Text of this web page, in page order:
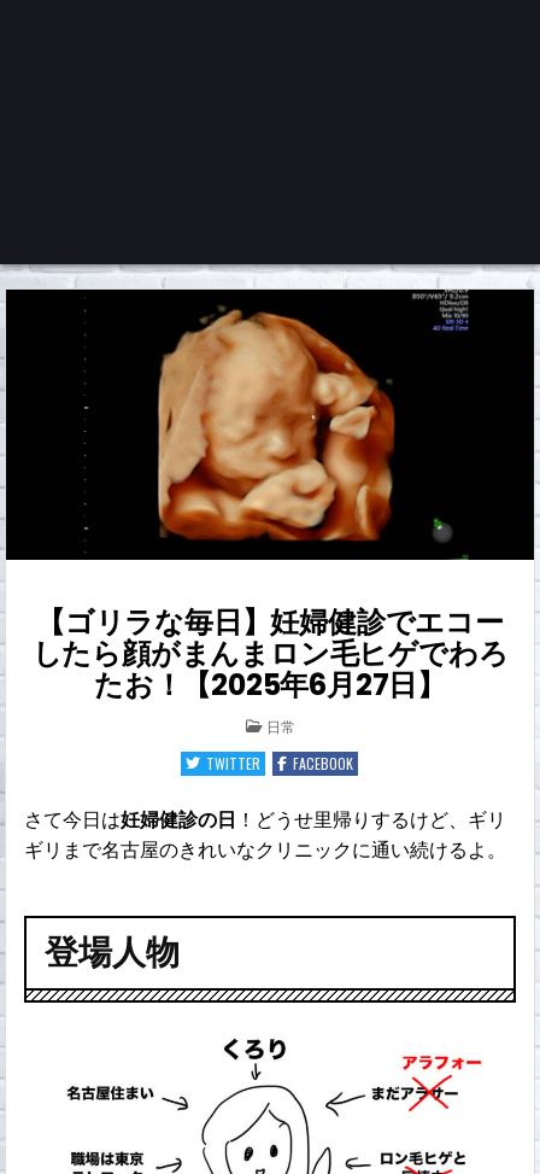
くろチャンネル
【ゴリラな毎日】妊婦健診でエコー
したら顔がまんまロン毛ヒゲでわろ
たお！【2025年6月27日】
POSTED
IN
日常
TWITTER
FACEBOOK
さて今日は妊婦健診の日 ！どうせ里帰りするけど、ギリ
ギリまで名古屋のきれいなクリニックに通い続けるよ。
登場人物